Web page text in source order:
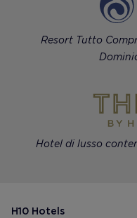
Resort Tutto
Hotel di lusso
H10 Hotels